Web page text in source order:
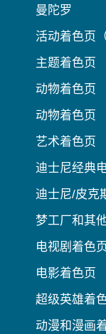
曼陀罗
活动着色页
主题着色页
动物着色页
动物着色页
艺术着色页
迪士尼经典
迪士尼/皮克
梦工厂和其
电视剧着色页
电影着色页
超级英雄着
动漫和漫画